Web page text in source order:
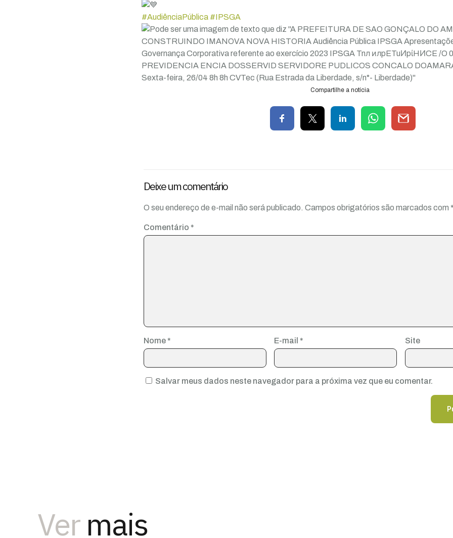
#AudiênciaPública #IPSGA
Compartilhe a notícia
Deixe um comentário
O seu endereço de e-mail não será publicado. Campos obrigatórios são marcados com
Comentário *
Nome * E-mail * Site
Salvar meus dados neste navegador para a próxima vez que eu comentar.
Ver mais